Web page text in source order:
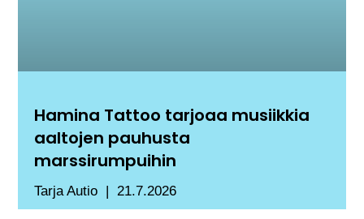
Hamina Tattoo tarjoaa musiikkia
aaltojen pauhusta
marssirumpuihin
Tarja Autio 21.7.2026